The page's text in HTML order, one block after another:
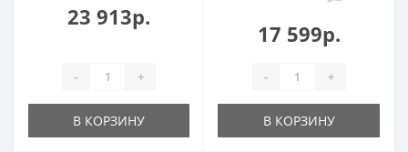
23 913р.
- +
В КОРЗИНУ
17 599р.
- +
В КОРЗИНУ